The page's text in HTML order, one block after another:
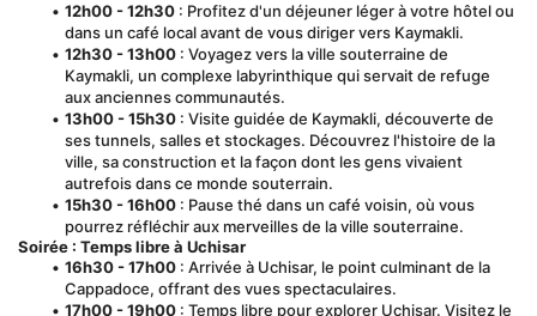
12h00 - 12h30 : Profitez d'un déjeuner léger à votre hôtel ou
dans un café local avant de vous diriger vers Kaymakli.
12h30 - 13h00 : Voyagez vers la ville souterraine de
Kaymakli, un complexe labyrinthique qui servait de refuge
aux anciennes communautés.
13h00 - 15h30 : Visite guidée de Kaymakli, découverte de
ses tunnels, salles et stockages. Découvrez l'histoire de la
ville, sa construction et la façon dont les gens vivaient
autrefois dans ce monde souterrain.
15h30 - 16h00 : Pause thé dans un café voisin, où vous
pourrez réfléchir aux merveilles de la ville souterraine.
Soirée : Temps libre à Uchisar
16h30 - 17h00 : Arrivée à Uchisar, le point culminant de la
Cappadoce, offrant des vues spectaculaires.
17h00 - 19h00 : Temps libre pour explorer Uchisar. Visitez le